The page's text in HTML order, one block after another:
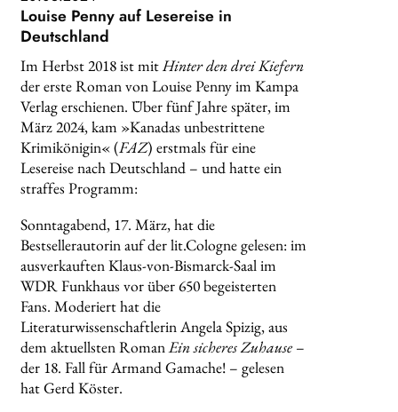
Louise Penny auf Lesereise in
Deutschland
Im Herbst 2018 ist mitHinter den drei Kiefern
der erste Roman von Louise Penny im Kampa
Verlag erschienen. Über fünf Jahre später, im
März 2024, kam »Kanadas unbestrittene
Krimikönigin« (FAZ) erstmals für eine
Lesereise nach Deutschland – und hatte ein
straffes Programm:
Sonntagabend, 17. März, hat die
Bestsellerautorin auf der lit.Cologne gelesen: im
ausverkauften Klaus-von-Bismarck-Saal im
WDR Funkhaus vor über 650 begeisterten
Fans. Moderiert hat die
Literaturwissenschaftlerin Angela Spizig, aus
dem aktuellsten RomanEin sicheres Zuhause–
der 18. Fall für Armand Gamache! – gelesen
hat Gerd Köster.